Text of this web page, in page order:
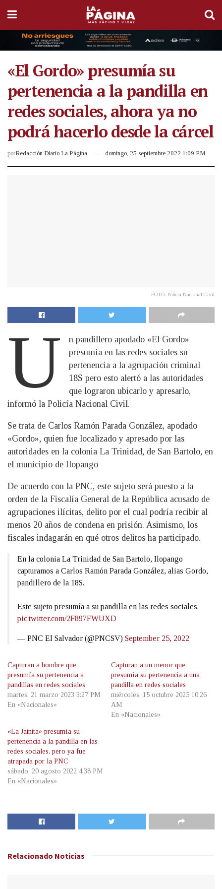
«El Gordo» presumía su
pertenencia a la pandilla en
redes sociales, ahora ya no
podrá hacerlo desde la cárcel
porRedacción Diario La Página domingo, 25 septiembre 2022 1:09 PM
FOTO: Policía Nacional Civil
U
n pandillero apodado «El Gordo»
presumía en las redes sociales su
pertenencia a la agrupación criminal
18S pero esto alertó a las autoridades
que lograron ubicarlo y apresarlo,
informó la Policía Nacional Civil.
Se trata de Carlos Ramón Parada González, apodado
«Gordo», quien fue localizado y apresado por las
autoridades en la colonia La Trinidad, de San Bartolo, en
el municipio de Ilopango
De acuerdo con la PNC, este sujeto será puesto a la
orden de la Fiscalía General de la República acusado de
agrupaciones ilícitas, delito por el cual podría recibir al
menos 20 años de condena en prisión. Asimismo, los
fiscales indagarán en qué otros delitos ha participado.
En la colonia La Trinidad de San Bartolo, Ilopango
capturamos a Carlos Ramón Parada González, alias Gordo,
pandillero de la 18S.
Este sujeto presumía a su pandilla en las redes sociales.
pic.twitter.com/2F897FWUXD
— PNC El Salvador (@PNCSV) September 25, 2022
Capturan a hombre que
presumía su pertenencia a
pandillas en redes sociales
martes, 21 marzo 2023 3:27 PM
En «Nacionales»
Capturan a un menor que
presumía su pertenencia a una
pandilla en redes sociales
miércoles, 15 octubre 2025 10:26
AM
En «Nacionales»
«La Jainita» presumía su
pertenencia a la pandilla en las
redes sociales, pero ya fue
atrapada por la PNC
sábado, 20 agosto 2022 4:38 PM
En «Nacionales»
Relacionado Noticias